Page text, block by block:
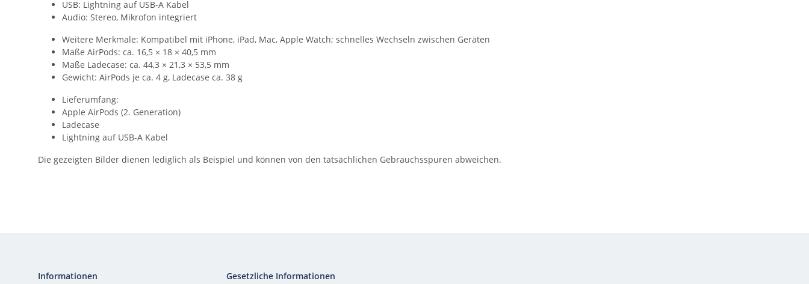
USB: Lightning auf USB-A Kabel
Audio: Stereo, Mikrofon integriert
Weitere Merkmale: Kompatibel mit iPhone, iPad, Mac, Apple Watch; schnelles Wechseln zwischen Geräten
Maße AirPods: ca. 16,5 × 18 × 40,5 mm
Maße Ladecase: ca. 44,3 × 21,3 × 53,5 mm
Gewicht: AirPods je ca. 4 g, Ladecase ca. 38 g
Lieferumfang:
Apple AirPods (2. Generation)
Ladecase
Lightning auf USB-A Kabel
Die gezeigten Bilder dienen lediglich als Beispiel und können von den tatsächlichen Gebrauchsspuren abweichen.
Informationen Gesetzliche Informationen